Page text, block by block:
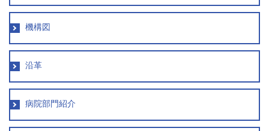
関連リンク
サイトマップ
サイトポリシー
ENGLISH
機構図
沿革
病院部門紹介